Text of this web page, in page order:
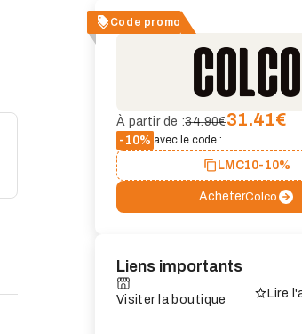
Code promo
À partir de :34.90€31.41€
-10% avec le code :
LMC10-10%
AcheterColco
Liens importants
Visiter la boutique Lire